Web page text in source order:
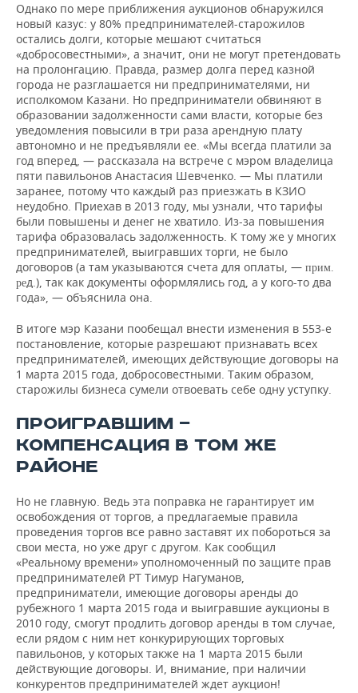
Однако по мере приближения аукционов обнаружился
новый казус: у 80% предпринимателей-старожилов
остались долги, которые мешают считаться
«добросовестными», а значит, они не могут претендовать
на пролонгацию. Правда, размер долга перед казной
города не разглашается ни предпринимателями, ни
исполкомом Казани. Но предприниматели обвиняют в
образовании задолженности сами власти, которые без
уведомления повысили в три раза арендную плату
автономно и не предъявляли ее. «Мы всегда платили за
год вперед, — рассказала на встрече с мэром владелица
пяти павильонов Анастасия Шевченко. — Мы платили
заранее, потому что каждый раз приезжать в КЗИО
неудобно. Приехав в 2013 году, мы узнали, что тарифы
были повышены и денег не хватило. Из-за повышения
тарифа образовалась задолженность. К тому же у многих
предпринимателей, выигравших торги, не было
договоров (а там указываются счета для оплаты, — прим.
ред.), так как документы оформлялись год, а у кого-то два
года», — объяснила она.
В итоге мэр Казани пообещал внести изменения в 553-е
постановление, которые разрешают признавать всех
предпринимателей, имеющих действующие договоры на
1 марта 2015 года, добросовестными. Таким образом,
старожилы бизнеса сумели отвоевать себе одну уступку.
ПРОИГРАВШИМ —
КОМПЕНСАЦИЯ В ТОМ ЖЕ
РАЙОНЕ
Но не главную. Ведь эта поправка не гарантирует им
освобождения от торгов, а предлагаемые правила
проведения торгов все равно заставят их побороться за
свои места, но уже друг с другом. Как сообщил
«Реальному времени» уполномоченный по защите прав
предпринимателей РТ Тимур Нагуманов,
предприниматели, имеющие договоры аренды до
рубежного 1 марта 2015 года и выигравшие аукционы в
2010 году, смогут продлить договор аренды в том случае,
если рядом с ним нет конкурирующих торговых
павильонов, у которых также на 1 марта 2015 были
действующие договоры. И, внимание, при наличии
конкурентов предпринимателей ждет аукцион!